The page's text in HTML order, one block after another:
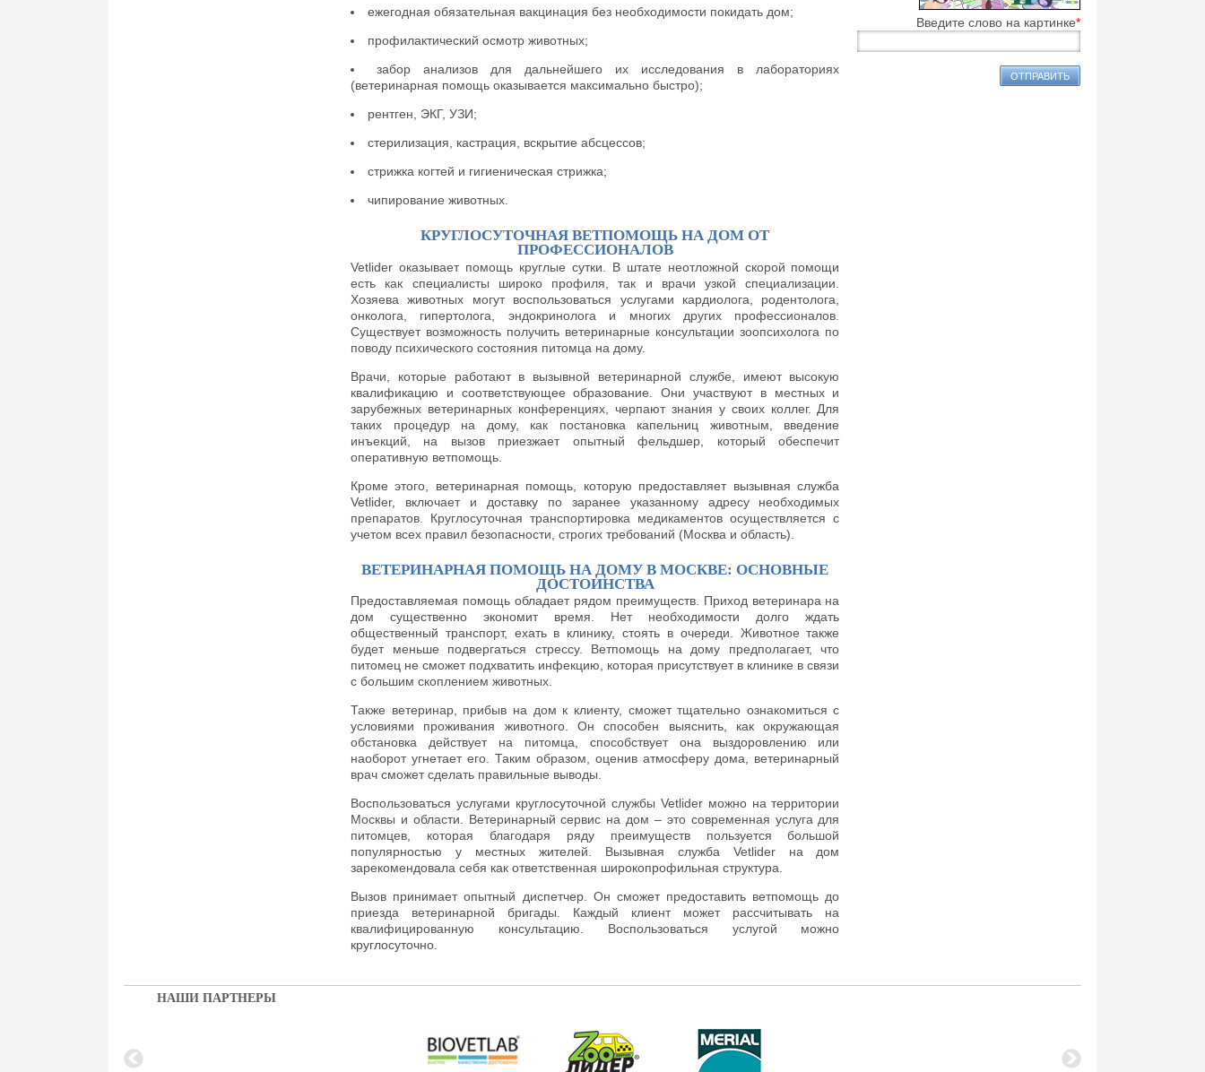
ежегодная обязательная вакцинация без необходимости покидать дом;
профилактический осмотр животных;
забор анализов для дальнейшего их исследования в лабораториях
(ветеринарная помощь оказывается максимально быстро);
рентген, ЭКГ, УЗИ;
стерилизация, кастрация, вскрытие абсцессов;
стрижка когтей и гигиеническая стрижка;
чипирование животных.
КРУГЛОСУТОЧНАЯ ВЕТПОМОЩЬ НА ДОМ ОТ
ПРОФЕССИОНАЛОВ
Vetlider оказывает помощь круглые сутки. В штате неотложной скорой помощи
есть как специалисты широко профиля, так и врачи узкой специализации.
Хозяева животных могут воспользоваться услугами кардиолога, родентолога,
онколога, гипертолога, эндокринолога и многих других профессионалов.
Существует возможность получить ветеринарные консультации зоопсихолога по
поводу психического состояния питомца на дому.
Врачи, которые работают в вызывной ветеринарной службе, имеют высокую
квалификацию и соответствующее образование. Они участвуют в местных и
зарубежных ветеринарных конференциях, черпают знания у своих коллег. Для
таких процедур на дому, как постановка капельниц животным, введение
инъекций, на вызов приезжает опытный фельдшер, который обеспечит
оперативную ветпомощь.
Кроме этого, ветеринарная помощь, которую предоставляет вызывная служба
Vetlider, включает и доставку по заранее указанному адресу необходимых
препаратов. Круглосуточная транспортировка медикаментов осуществляется с
учетом всех правил безопасности, строгих требований (Москва и область).
ВЕТЕРИНАРНАЯ ПОМОЩЬ НА ДОМУ В МОСКВЕ: ОСНОВНЫЕ
ДОСТОИНСТВА
Предоставляемая помощь обладает рядом преимуществ. Приход ветеринара на
дом существенно экономит время. Нет необходимости долго ждать
общественный транспорт, ехать в клинику, стоять в очереди. Животное также
будет меньше подвергаться стрессу. Ветпомощь на дому предполагает, что
питомец не сможет подхватить инфекцию, которая присутствует в клинике в связи
с большим скоплением животных.
Также ветеринар, прибыв на дом к клиенту, сможет тщательно ознакомиться с
условиями проживания животного. Он способен выяснить, как окружающая
обстановка действует на питомца, способствует она выздоровлению или
наоборот угнетает его. Таким образом, оценив атмосферу дома, ветеринарный
врач сможет сделать правильные выводы.
Воспользоваться услугами круглосуточной службы Vetlider можно на территории
Москвы и области. Ветеринарный сервис на дом – это современная услуга для
питомцев, которая благодаря ряду преимуществ пользуется большой
популярностью у местных жителей. Вызывная служба Vetlider на дом
зарекомендовала себя как ответственная широкопрофильная структура.
Вызов принимает опытный диспетчер. Он сможет предоставить ветпомощь до
приезда ветеринарной бригады. Каждый клиент может рассчитывать на
квалифицированную консультацию. Воспользоваться услугой можно
круглосуточно.
Введите слово на картинке*
НАШИ ПАРТНЕРЫ